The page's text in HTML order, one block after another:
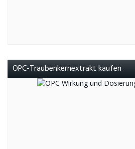
OPC-Traubenkernextrakt kaufen